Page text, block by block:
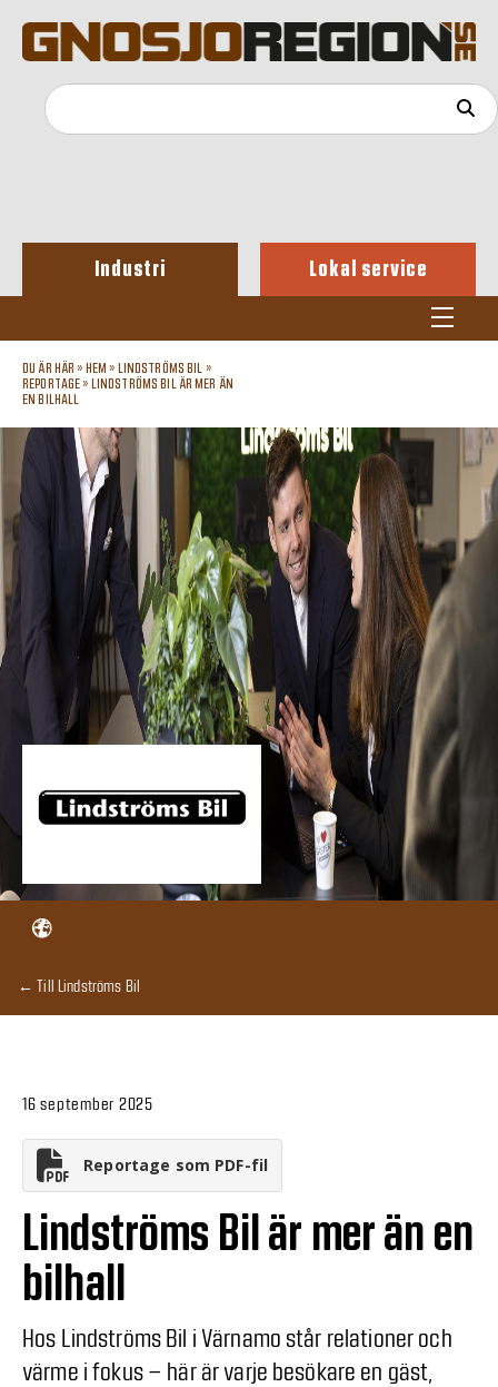
Industri Lokal service
DU ÄR HÄR » HEM » LINDSTRÖMS BIL »
REPORTAGE»
LINDSTRÖMS BIL ÄR MER ÄN
EN BILHALL
← Till Lindströms Bil
16 september 2025
Reportage som PDF-fil
Lindströms Bil är mer än en
bilhall
Hos Lindströms Bil i Värnamo står relationer och
värme i fokus – här är varje besökare en gäst,